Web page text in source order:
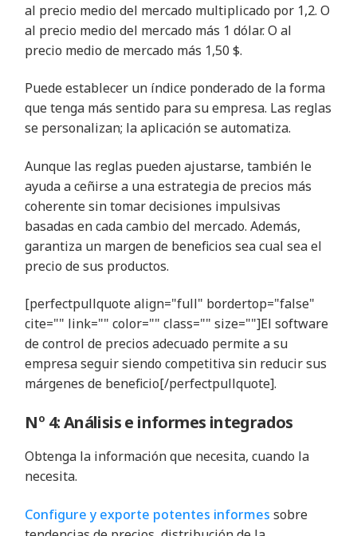
al precio medio del mercado multiplicado por 1,2. O
al precio medio del mercado más 1 dólar. O al
precio medio de mercado más 1,50 $.
Puede establecer un índice ponderado de la forma
que tenga más sentido para su empresa. Las reglas
se personalizan; la aplicación se automatiza.
Aunque las reglas pueden ajustarse, también le
ayuda a ceñirse a una estrategia de precios más
coherente sin tomar decisiones impulsivas
basadas en cada cambio del mercado. Además,
garantiza un margen de beneficios sea cual sea el
precio de sus productos.
[perfectpullquote align="full" bordertop="false"
cite="" link="" color="" class="" size=""]El software
de control de precios adecuado permite a su
empresa seguir siendo competitiva sin reducir sus
márgenes de beneficio[/perfectpullquote].
Nº 4: Análisis e informes integrados
Obtenga la información que necesita, cuando la
necesita.
Configure y exporte potentes informes sobre